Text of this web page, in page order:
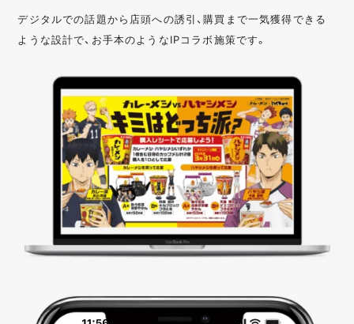
デジタルでの話題から店頭への誘引、購買まで一気獲得できる
ような設計で、お手本のようなIPコラボ施策です。